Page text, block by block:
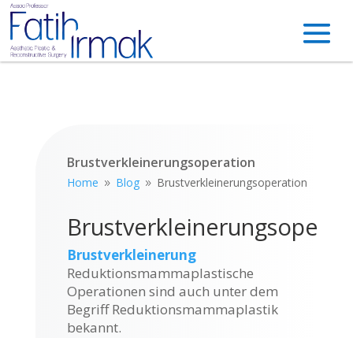
Brustverkleinerungsoperation
Home 9 Blog 9 Brustverkleinerungsoperation
Brustverkleinerung
Reduktionsmammaplastische
Operationen sind auch unter dem
Begriff Reduktionsmammaplastik
bekannt.